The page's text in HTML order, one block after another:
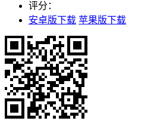
评分：
安卓版下载 苹果版下载